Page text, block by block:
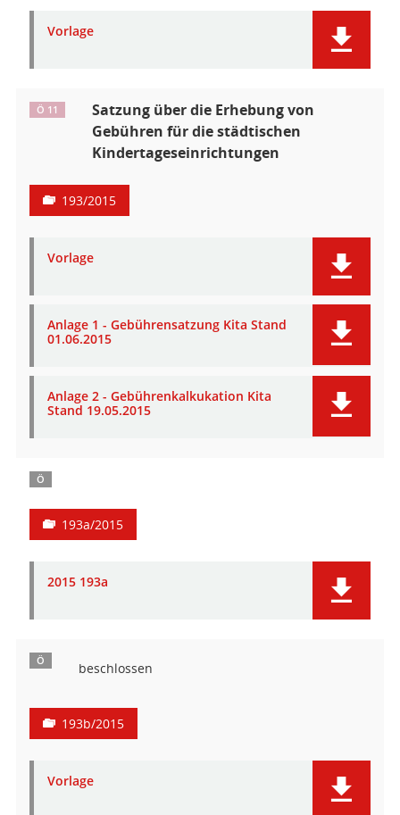
Vorlage
Ö 11
Satzung über die Erhebung von
Gebühren für die städtischen
Kindertageseinrichtungen
193/2015
Vorlage
Anlage 1 - Gebührensatzung Kita Stand
01.06.2015
Anlage 2 - Gebührenkalkukation Kita
Stand 19.05.2015
Ö
193a/2015
2015 193a
Ö beschlossen
193b/2015
Vorlage